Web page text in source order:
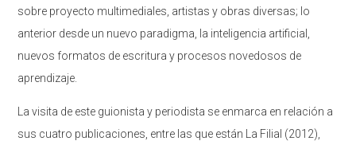
sobre proyecto multimediales, artistas y obras diversas; lo
anterior desde un nuevo paradigma, la inteligencia artificial,
nuevos formatos de escritura y procesos novedosos de
aprendizaje.
La visita de este guionista y periodista se enmarca en relación a
sus cuatro publicaciones, entre las que están La Filial (2012),